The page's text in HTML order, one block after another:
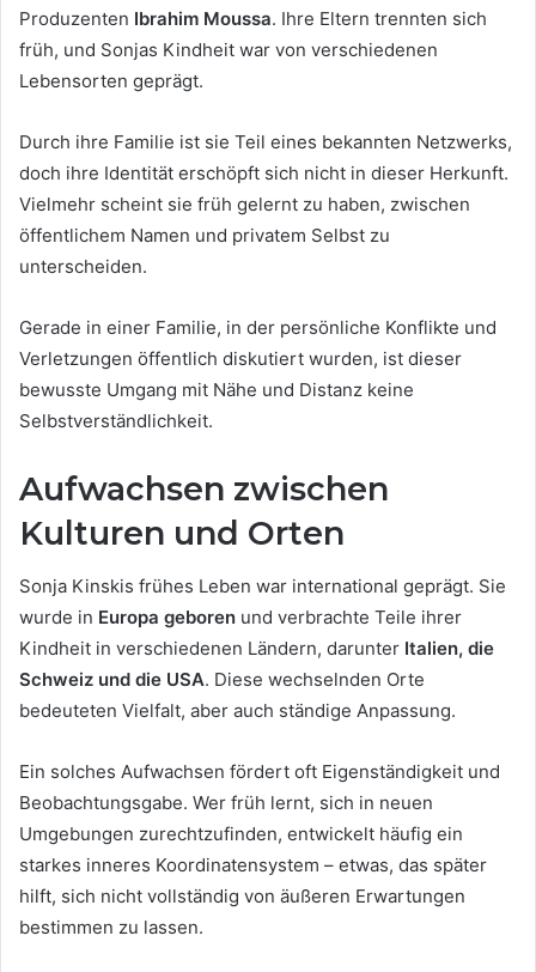
Produzenten Ibrahim Moussa. Ihre Eltern trennten sich
früh, und Sonjas Kindheit war von verschiedenen
Lebensorten geprägt.
Durch ihre Familie ist sie Teil eines bekannten Netzwerks,
doch ihre Identität erschöpft sich nicht in dieser Herkunft.
Vielmehr scheint sie früh gelernt zu haben, zwischen
öffentlichem Namen und privatem Selbst zu
unterscheiden.
Gerade in einer Familie, in der persönliche Konflikte und
Verletzungen öffentlich diskutiert wurden, ist dieser
bewusste Umgang mit Nähe und Distanz keine
Selbstverständlichkeit.
Aufwachsen zwischen
Kulturen und Orten
Sonja Kinskis frühes Leben war international geprägt. Sie
wurde in Europa geboren und verbrachte Teile ihrer
Kindheit in verschiedenen Ländern, darunter Italien, die
Schweiz und die USA. Diese wechselnden Orte
bedeuteten Vielfalt, aber auch ständige Anpassung.
Ein solches Aufwachsen fördert oft Eigenständigkeit und
Beobachtungsgabe. Wer früh lernt, sich in neuen
Umgebungen zurechtzufinden, entwickelt häufig ein
starkes inneres Koordinatensystem – etwas, das später
hilft, sich nicht vollständig von äußeren Erwartungen
bestimmen zu lassen.